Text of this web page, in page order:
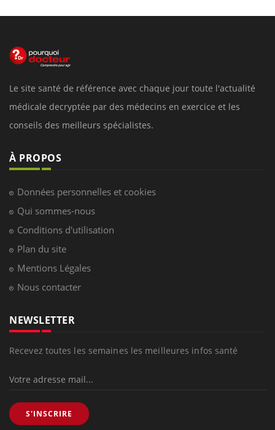
Le site santé de référence avec chaque jour toute l'actualité
médicale decryptée par des médecins en exercice et les
conseils des meilleurs spécialistes.
À PROPOS
Données personnelles et cookies
Qui sommes-nous
Conditions d'utilisation
Plan du site
Mentions Légales
Nous contacter
NEWSLETTER
Recevez toutes les semaines les meilleures infos santé
S'INSCRIRE